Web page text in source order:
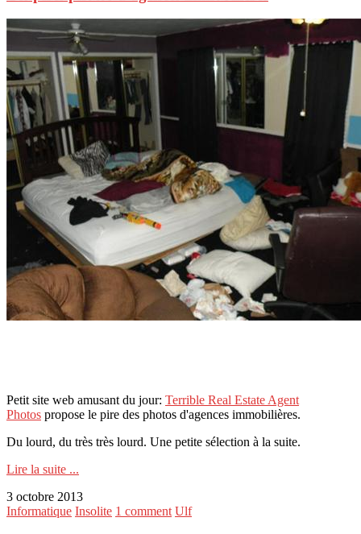
Petit site web amusant du jour: Terrible Real Estate Agent
Photos propose le pire des photos d'agences immobilières.
Du lourd, du très très lourd. Une petite sélection à la suite.
Lire la suite ...
3 octobre 2013
Informatique Insolite 1 comment Ulf